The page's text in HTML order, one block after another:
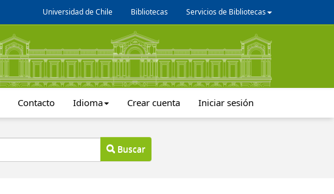
Universidad de Chile Bibliotecas Servicios de Bibliotecas
Contacto Idioma Crear cuenta Iniciar sesión
Buscar